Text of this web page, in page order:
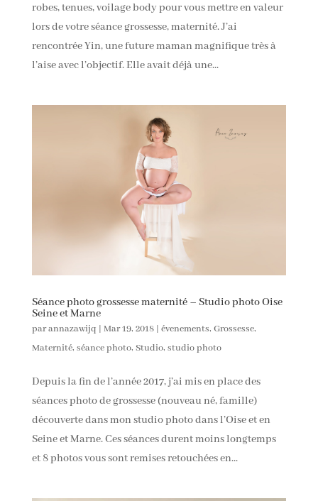
robes, tenues, voilage body pour vous mettre en valeur
lors de votre séance grossesse, maternité. J’ai
rencontrée Yin, une future maman magnifique très à
l’aise avec l’objectif. Elle avait déjà une...
Séance photo grossesse maternité – Studio photo Oise
Seine et Marne
parannazawijq | Mar 19, 2018| évenements, Grossesse,
Maternité, séance photo, Studio, studio photo
Depuis la fin de l’année 2017, j’ai mis en place des
séances photo de grossesse (nouveau né, famille)
découverte dans mon studio photo dans l’Oise et en
Seine et Marne. Ces séances durent moins longtemps
et 8 photos vous sont remises retouchées en...